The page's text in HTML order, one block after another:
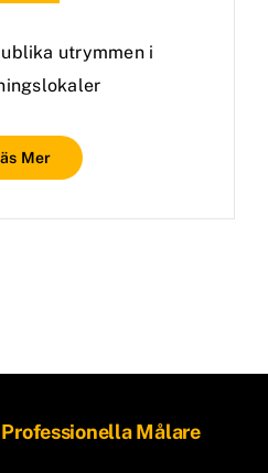
utrymmen i
Mer
Målare